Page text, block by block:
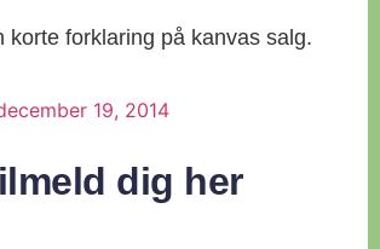
korte forklaring på kanvas salg.
19, 2014
dig her